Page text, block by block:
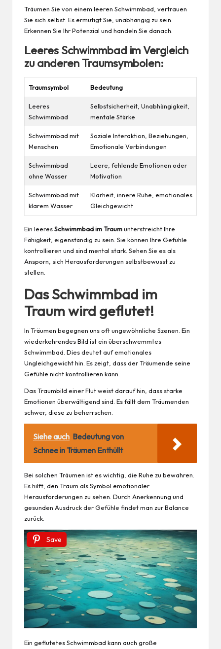
Träumen Sie von einem leeren Schwimmbad, vertrauen
Sie sich selbst. Es ermutigt Sie, unabhängig zu sein.
Erkennen Sie Ihr Potenzial und handeln Sie danach.
Leeres Schwimmbad im Vergleich
zu anderen Traumsymbolen:
Traumsymbol Bedeutung
Leeres
Schwimmbad
Selbstsicherheit, Unabhängigkeit,
mentale Stärke
Schwimmbad mit
Menschen
Soziale Interaktion, Beziehungen,
Emotionale Verbindungen
Schwimmbad
ohne Wasser
Leere, fehlende Emotionen oder
Motivation
Schwimmbad mit
klarem Wasser
Klarheit, innere Ruhe, emotionales
Gleichgewicht
Ein leeresSchwimmbad im Traumunterstreicht Ihre
Fähigkeit, eigenständig zu sein. Sie können Ihre Gefühle
kontrollieren und sind mental stark. Sehen Sie es als
Ansporn, sich Herausforderungen selbstbewusst zu
stellen.
Das Schwimmbad im
Traum wird geflutet!
In Träumen begegnen uns oft ungewöhnliche Szenen. Ein
wiederkehrendes Bild ist ein überschwemmtes
Schwimmbad. Dies deutet auf emotionales
Ungleichgewicht hin. Es zeigt, dass der Träumende seine
Gefühle nicht kontrollieren kann.
Das Traumbild einer Flut weist darauf hin, dass starke
Emotionen überwältigend sind. Es fällt dem Träumenden
schwer, diese zu beherrschen.
Siehe auch Bedeutung von
Schnee in Träumen Enthüllt
Bei solchen Träumen ist es wichtig, die Ruhe zu bewahren.
Es hilft, den Traum als Symbol emotionaler
Herausforderungen zu sehen. Durch Anerkennung und
gesunden Ausdruck der Gefühle findet man zur Balance
zurück.
Save
Ein geflutetes Schwimmbad kann auch große